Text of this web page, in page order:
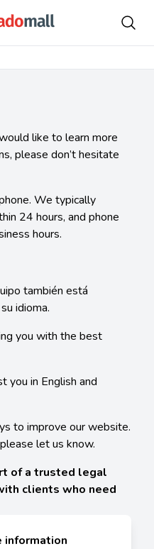
like to learn more
please don’t hesitate
We typically
24 hours, and phone
hours.
también está
idioma.
you with the best
you in English and
to improve our website.
let us know.
of a trusted legal
clients who need
information